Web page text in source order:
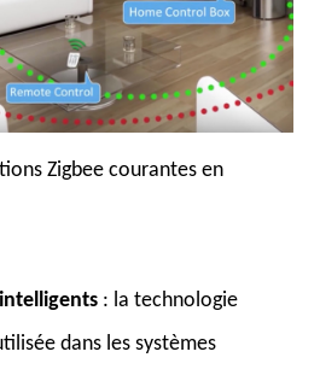
Zigbee courantes en
: la technologie
dans les systèmes